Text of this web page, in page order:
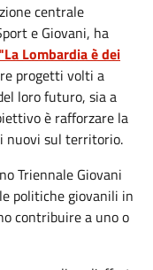
centrale
e Giovani, ha
Lombardia è dei
progetti volti a
loro futuro, sia a
è rafforzare la
nuovi sul territorio.
Triennale Giovani
politiche giovanili in
contribuire a uno o